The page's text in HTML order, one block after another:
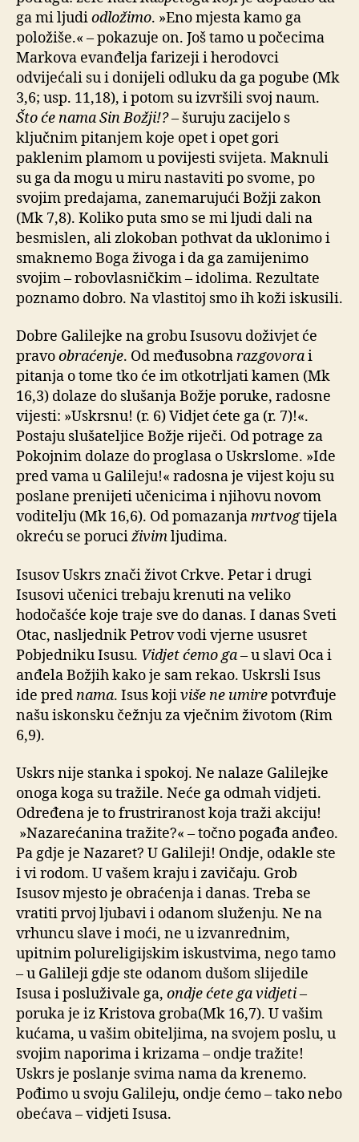
ga mi ljudiodložimo. »Eno mjesta kamo ga
položiše.« – pokazuje on. Još tamo u počecima
Markova evanđelja farizeji i herodovci
odvijećali su i donijeli odluku da ga pogube (Mk
3,6; usp. 11,18), i potom su izvršili svoj naum.
Što će nama Sin Božji!?– šuruju zacijelo s
ključnim pitanjem koje opet i opet gori
paklenim plamom u povijesti svijeta. Maknuli
su ga da mogu u miru nastaviti po svome, po
svojim predajama, zanemarujući Božji zakon
(Mk 7,8). Koliko puta smo se mi ljudi dali na
besmislen, ali zlokoban pothvat da uklonimo i
smaknemo Boga živoga i da ga zamijenimo
svojim – robovlasničkim – idolima. Rezultate
poznamo dobro. Na vlastitoj smo ih koži iskusili.
Dobre Galilejke na grobu Isusovu doživjet će
pravoobraćenje. Od međusobnarazgovorai
pitanja o tome tko će im otkotrljati kamen (Mk
16,3) dolaze do slušanja Božje poruke, radosne
vijesti: »Uskrsnu! (r. 6) Vidjet ćete ga (r. 7)!«.
Postaju slušateljice Božje riječi. Od potrage za
Pokojnim dolaze do proglasa o Uskrslome. »Ide
pred vama u Galileju!« radosna je vijest koju su
poslane prenijeti učenicima i njihovu novom
voditelju (Mk 16,6). Od pomazanjamrtvogtijela
okreću se poruciživimljudima.
Isusov Uskrs znači život Crkve. Petar i drugi
Isusovi učenici trebaju krenuti na veliko
hodočašće koje traje sve do danas. I danas Sveti
Otac, nasljednik Petrov vodi vjerne ususret
Pobjedniku Isusu. Vidjet ćemo ga– u slavi Oca i
anđela Božjih kako je sam rekao. Uskrsli Isus
ide prednama. Isus kojiviše ne umirepotvrđuje
našu iskonsku čežnju za vječnim životom (Rim
6,9).
Uskrs nije stanka i spokoj. Ne nalaze Galilejke
onoga koga su tražile. Neće ga odmah vidjeti.
Određena je to frustriranost koja traži akciju!
»Nazarećanina tražite?« – točno pogađa anđeo.
Pa gdje je Nazaret? U Galileji! Ondje, odakle ste
i vi rodom. U vašem kraju i zavičaju. Grob
Isusov mjesto je obraćenja i danas. Treba se
vratiti prvoj ljubavi i odanom služenju. Ne na
vrhuncu slave i moći, ne u izvanrednim,
upitnim polureligijskim iskustvima, nego tamo
– u Galileji gdje ste odanom dušom slijedile
Isusa i posluživale ga, ondje ćete ga vidjeti–
poruka je iz Kristova groba(Mk 16,7). U vašim
kućama, u vašim obiteljima, na svojem poslu, u
svojim naporima i krizama – ondje tražite!
Uskrs je poslanje svima nama da krenemo.
Pođimo u svoju Galileju, ondje ćemo – tako nebo
obećava – vidjeti Isusa.